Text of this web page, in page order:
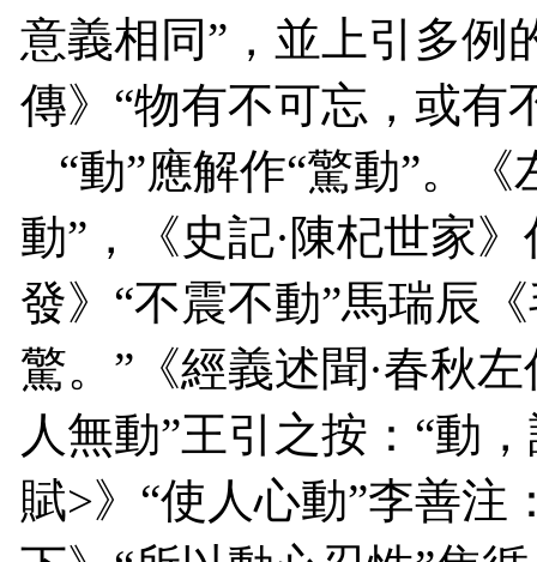
意義相同”，並上引多例
傳》“物有不可忘，或有
“動”應解作“驚動”。
動”，《史記·陳杞世家》
發》“不震不動”馬瑞辰
驚。”《經義述聞·春秋
人無動”王引之按：“動
賦>》“使人心動”李善注